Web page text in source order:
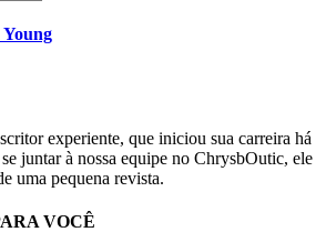
experiente, que iniciou sua carreira há
juntar à nossa equipe no ChrysbOutic, ele
uma pequena revista.
VOCÊ